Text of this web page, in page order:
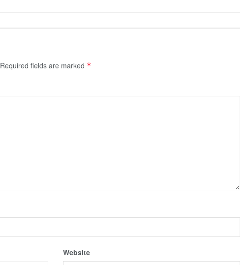
Required fields are marked *
Website